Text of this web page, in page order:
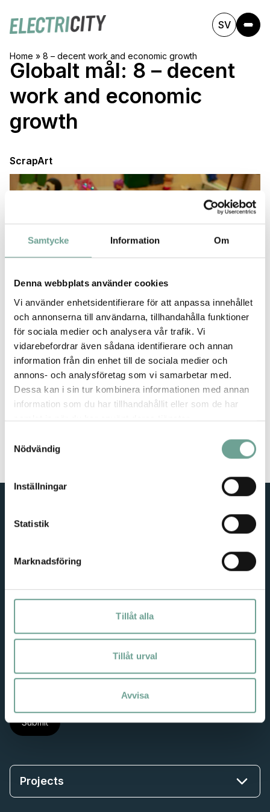
Samtycke Information Om
Denna webbplats använder cookies
Vi använder enhetsidentifierare för att anpassa innehållet
och annonserna till användarna, tillhandahålla funktioner
för sociala medier och analysera vår trafik. Vi
vidarebefordrar även sådana identifierare och annan
information från din enhet till de sociala medier och
annons- och analysföretag som vi samarbetar med.
Dessa kan i sin tur kombinera informationen med annan
information som du har tillhandahållit eller som de har
samlat in när du har använt deras tjänster.
Nödvändig
Inställningar
Statistik
Marknadsföring
Tillåt alla
Tillåt urval
Avvisa
SV
Home » 8 – decent work and economic growth
Globalt mål: 8 – decent
work and economic
growth
ScrapArt
The Future Scouts
ElectriCITY is a citizen initiative to reduce the climate
footprint of cities in collaboration with residents,
Projects
Subscribe to our newsletter — in Swedish
Email
I consent toprocessing of personal data